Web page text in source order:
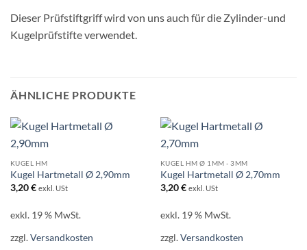
Dieser Prüfstiftgriff wird von uns auch für die Zylinder-und
Kugelprüfstifte verwendet.
ÄHNLICHE PRODUKTE
KUGEL HM
Kugel Hartmetall Ø 2,90mm
3,20€ exkl. USt
exkl. 19 % MwSt.
zzgl.Versandkosten
KUGEL HM Ø 1MM - 3MM
Kugel Hartmetall Ø 2,70mm
3,20€ exkl. USt
exkl. 19 % MwSt.
zzgl.Versandkosten